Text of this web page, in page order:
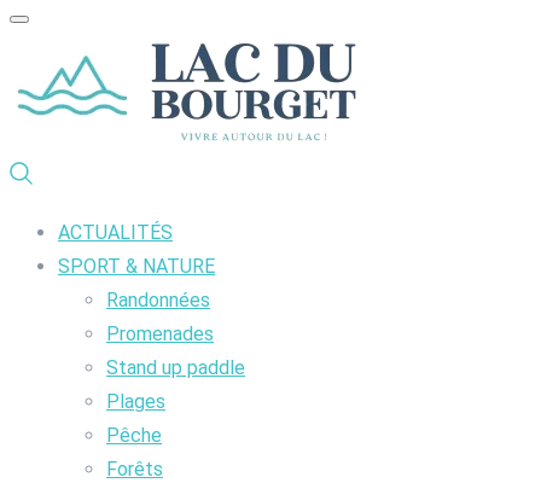
ACTUALITÉS
SPORT & NATURE
Randonnées
Promenades
Stand up paddle
Plages
Pêche
Forêts